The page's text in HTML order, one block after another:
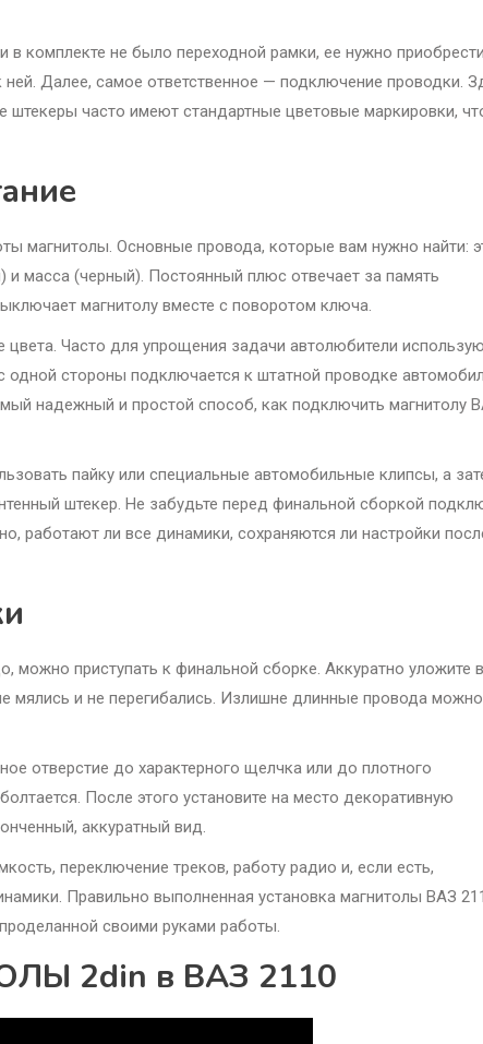
в комплекте не было переходной рамки, ее нужно приобрести
ней. Далее, самое ответственное — подключение проводки.
часто имеют стандартные цветовые маркировки,
магнитолы. Основные провода, которые вам нужно найти:
масса (черный). Постоянный плюс отвечает за память
магнитолу вместе с поворотом ключа.
Часто для упрощения задачи автолюбители
одной стороны подключается к штатной проводке
надежный и простой способ, как подключить магнитолу
пайку или специальные автомобильные клипсы, а
штекер. Не забудьте перед финальной сборкой
работают ли все динамики, сохраняются ли настройки
можно приступать к финальной сборке. Аккуратно уложите
мялись и не перегибались. Излишне длинные провода можно
отверстие до характерного щелчка или до плотного
После этого установите на место декоративную
аккуратный вид.
переключение треков, работу радио и, если есть,
Правильно выполненная установка магнитолы ВАЗ
своими руками работы.
2din в ВАЗ 2110